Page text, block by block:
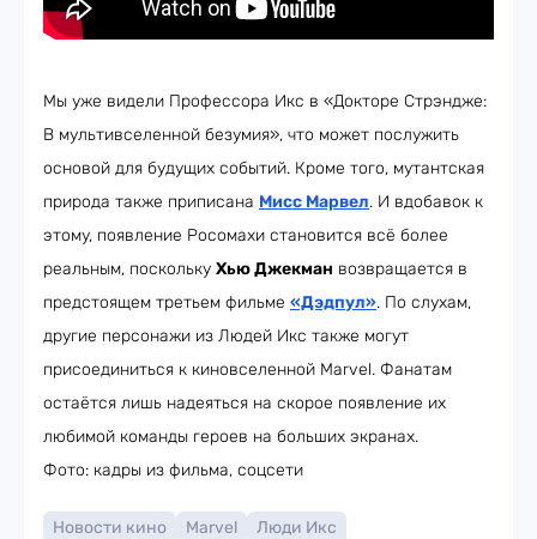
Мы уже видели Профессора Икс в «Докторе Стрэндже:
В мультивселенной безумия», что может послужить
основой для будущих событий. Кроме того, мутантская
природа также приписана Мисс Марвел. И вдобавок к
этому, появление Росомахи становится всё более
реальным, поскольку Хью Джекман возвращается в
предстоящем третьем фильме «Дэдпул». По слухам,
другие персонажи из Людей Икс также могут
присоединиться к киновселенной Marvel. Фанатам
остаётся лишь надеяться на скорое появление их
любимой команды героев на больших экранах.
Фото: кадры из фильма, соцсети
Новости кино Marvel Люди Икс